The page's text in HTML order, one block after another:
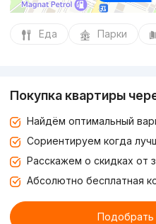
Еда Парки
Покупка квартиры
Найдём оптимальный
Сориентируем когда
Расскажем о скидках от
Абсолютно бесплатная
Подобрать